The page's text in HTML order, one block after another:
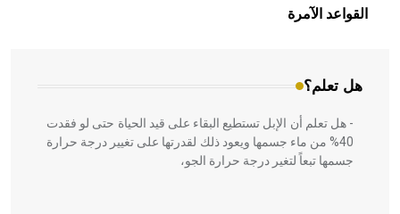
القواعد الآمرة
هل تعلم؟
بالعمارة الإسلامية في بلاد الشام ومصر خاصة، حيث يحرص
المعمار على بناء مداميكه وخاصة في الواجهات
- هل تعلم أن الإبل تستطيع البقاء على قيد الحياة حتى لو فقدت
40% من ماء جسمها ويعود ذلك لقدرتها على تغيير درجة حرارة
جسمها تبعاً لتغير درجة حرارة الجو،